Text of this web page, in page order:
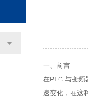
一、前言
在PLC 与变频
速变化，在这